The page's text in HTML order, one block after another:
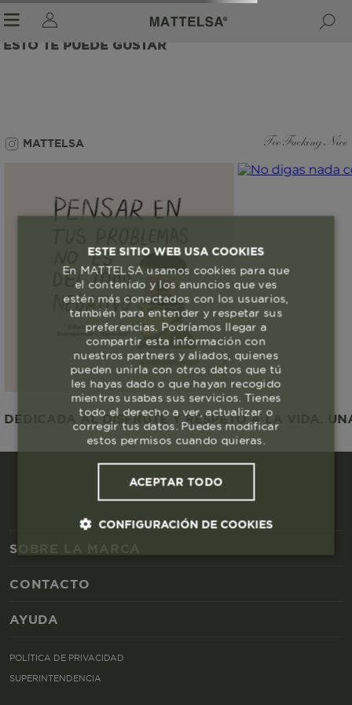
ESTO TE PUEDE GUSTAR
MATTELSA Too Fucking Nice
AL DISFRUTE Y RESPETO A LA VIDA.
SOBRE LA MARCA
CONTACTO
AYUDA
POLÍTICA DE PRIVACIDAD
SUPERINTENDENCIA
ESTE SITIO WEB USA COOKIES
En MATTELSA usamos cookies para que
el contenido y los anuncios que ves
estén más conectados con los usuarios,
también para entender y respetar sus
preferencias. Podríamos llegar a
compartir esta información con
nuestros partners y aliados, quienes
pueden unirla con otros datos que tú
les hayas dado o que hayan recogido
mientras usabas sus servicios. Tienes
todo el derecho a ver, actualizar o
corregir tus datos. Puedes modificar
estos permisos cuando quieras.
ACEPTAR TODO
CONFIGURACIÓN DE COOKIES
Cookies de segmentación (las de